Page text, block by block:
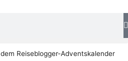
Reiseblogger-Adventskalender